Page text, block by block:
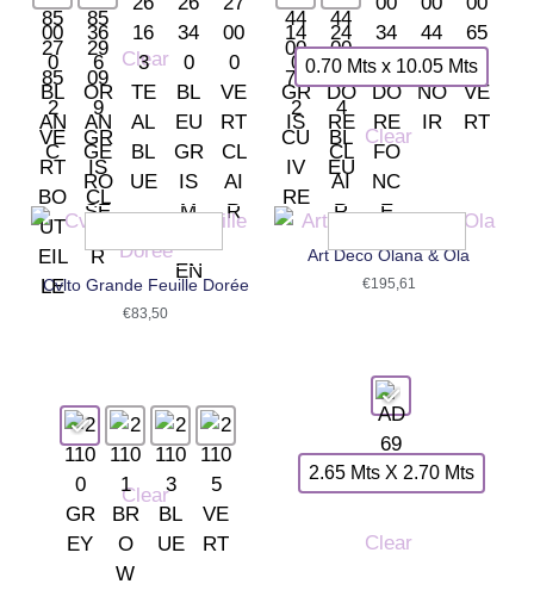
Clear 0.70 Mts x 10.05 Mts
Clear
Cvlto Grande Feuille Dorée
€83,50
Clear
Art Deco Olana & Ola
€195,61
2.65 Mts X 2.70 Mts
Clear